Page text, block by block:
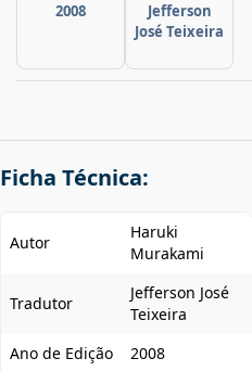
2008
Jefferson
José Teixeira
Ficha Técnica:
Autor
Haruki
Murakami
Tradutor
Jefferson José
Teixeira
Ano de Edição
2008